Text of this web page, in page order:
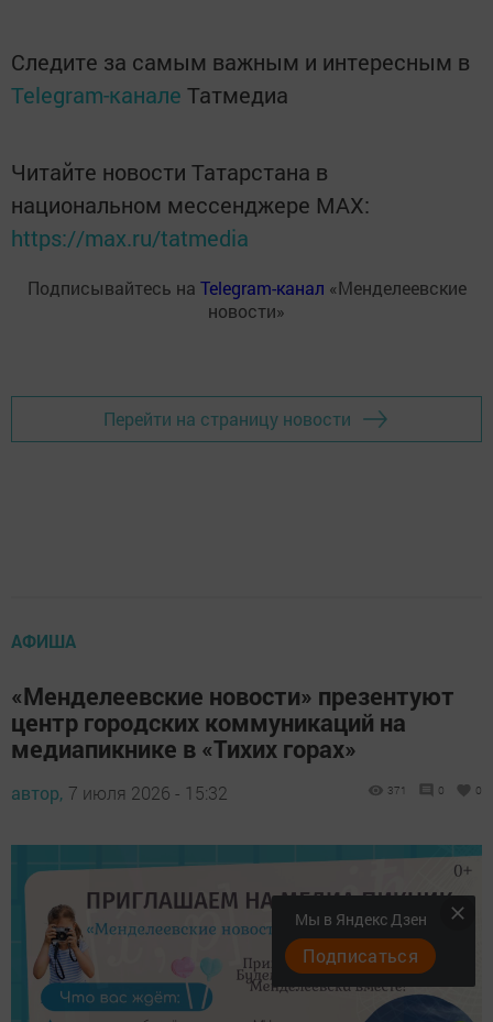
Следите за самым важным и интересным в
Telegram-канале Татмедиа
Читайте новости Татарстана в
национальном мессенджере MАХ:
https://max.ru/tatmedia
Подписывайтесь на Telegram-канал «Менделеевские
новости»
Перейти на страницу новости
АФИША
«Менделеевские новости» презентуют
центр городских коммуникаций на
медиапикнике в «Тихих горах»
автор, 7 июля 2026 - 15:32 371 0 0
Мы в Яндекс Дзен
Подписаться